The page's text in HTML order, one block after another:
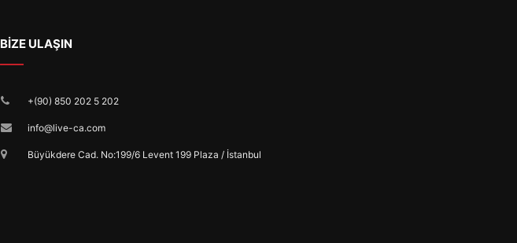
BİZE ULAŞIN
+(90) 850 202 5 202
info@live-ca.com
Büyükdere Cad. No:199/6 Levent 199 Plaza / İstanbul